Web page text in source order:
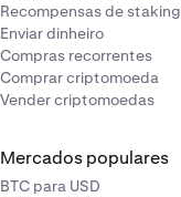
Recompensas de staking
Enviar dinheiro
Compras recorrentes
Comprar criptomoeda
Vender criptomoedas
Mercados populares
BTC para USD